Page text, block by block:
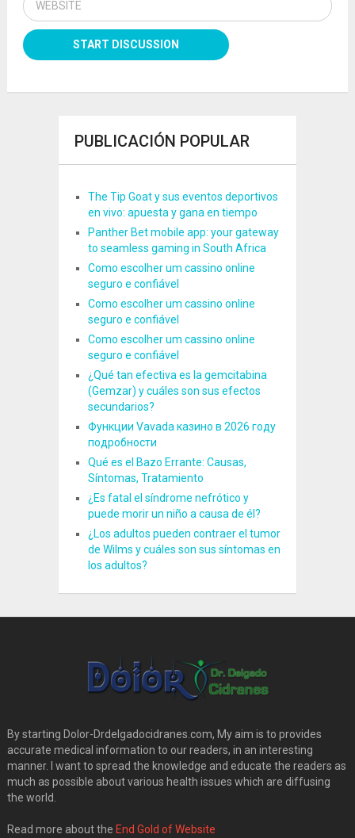
PUBLICACIÓN POPULAR
The Tip Goat y sus eventos deportivos
en vivo: apuesta y gana en tiempo
Panther Bet mobile app: your gateway
to seamless gaming in South Africa
Como escolher um cassino online
seguro e confiável
Como escolher um cassino online
seguro e confiável
Como escolher um cassino online
seguro e confiável
¿Qué tan efectiva es la gemcitabina
(Gemzar) y cuáles son sus efectos
secundarios?
Функции Vavada казино в 2026 году
подробности
Qué es el Bazo Errante: Causas,
Síntomas, Tratamiento
¿Es fatal el síndrome nefrótico y
puede morir un niño a causa de él?
¿Los adultos pueden contraer el tumor
de Wilms y cuáles son sus síntomas en
los adultos?
By starting Dolor-Drdelgadocidranes.com, My aim is to provides
accurate medical information to our readers, in an interesting
manner. I want to spread the knowledge and educate the readers as
much as possible about various health issues which are diffusing
the world.
Read more about the End Gold of Website